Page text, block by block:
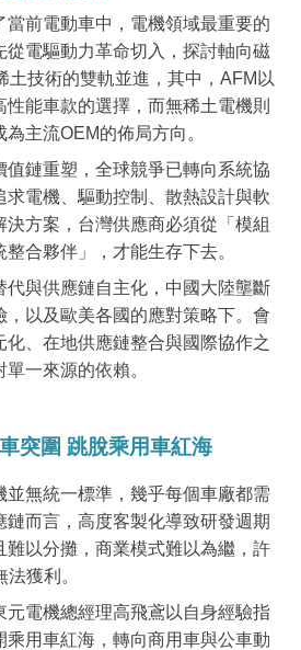
當前電動車中，電機領域最重要的
從電驅動力革命切入，探討軸向磁
土技術的雙軌並進，其中，AFM以
能車款的選擇，而無稀土電機則
主流OEM的佈局方向。
值鏈重塑，全球競爭已轉向系統協
求電機、驅動控制、散熱設計與軟
方案，台灣供應商必須從「模組
合夥伴」，才能生存下去。
代與供應鏈自主化，中國大陸壟斷
，以及歐美各國的應對策略下。會
化、在地供應鏈整合與國際協作之
一來源的依賴。
突圍 跳脫乘用車紅海
並無統一標準，幾乎每個車廠都需
而言，高度客製化導致研發週期
難以分攤，商業模式難以為繼，許
獲利。
元電機總經理高飛鳶以自身經驗指
乘用車紅海，轉向商用車與公車動